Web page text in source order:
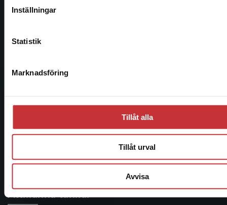
Inställningar
Statistik
Marknadsföring
Tillåt alla
Tillåt urval
Avvisa
Besöksadress:
046-31 21 00
Frågor och svar
Systemkrav
Allmänna länkar